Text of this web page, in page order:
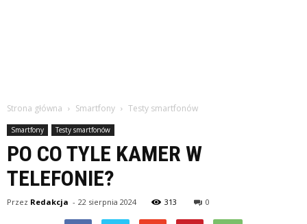
Strona główna Smartfony Testy smartfonów
Smartfony Testy smartfonów
PO CO TYLE KAMER W
TELEFONIE?
Przez Redakcja - 22 sierpnia 2024 313 0